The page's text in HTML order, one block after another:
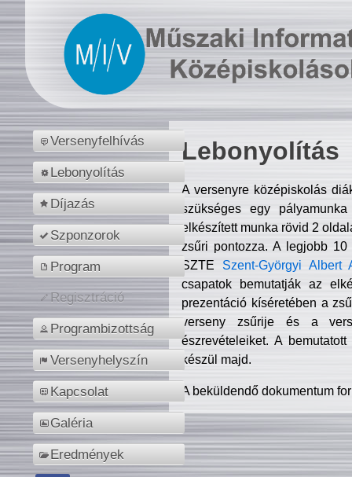
Versenyfelhívás
Lebonyolítás
Díjazás
Szponzorok
Program
Regisztráció
Programbizottság
Versenyhelyszín
Kapcsolat
Galéria
Eredmények
Lebonyolítás
A versenyre középiskolás
szükséges egy
elkészített munka rövid 2
zsűri pontozza. A legjobb
SZTE Szent-Györgyi Albert
csapatok bemutatják az
prezentáció kíséretében a
verseny zsűrije és a
észrevételeiket. A
készül majd.
A beküldendő dokumentum